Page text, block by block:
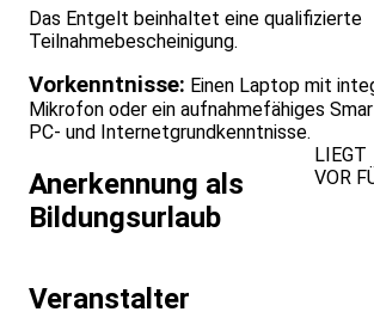
Das Entgelt beinhaltet eine qualifizierte
Teilnahmebescheinigung.
Vorkenntnisse: Einen Laptop mit
Mikrofon oder ein aufnahmefähiges
PC- und Internetgrundkenntnisse.
Anerkennung als
Bildungsurlaub
LIEGT
VOR
Veranstalter